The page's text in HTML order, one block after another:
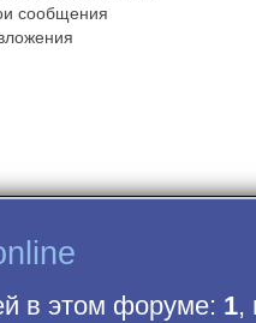
сообщения
в этом форуме: 1,